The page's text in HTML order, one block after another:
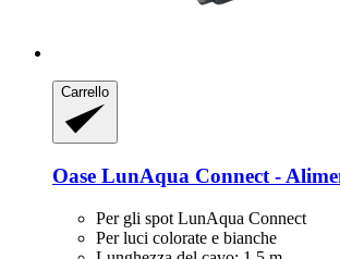
Carrello
Oase LunAqua Connect -​
Per gli spot LunAqua Connect
Per luci colorate e bianche